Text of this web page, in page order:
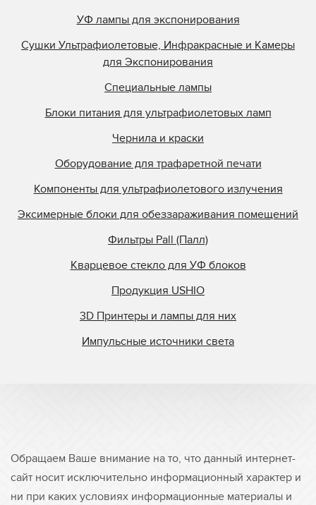
УФ лампы для экспонирования
Сушки Ультрафиолетовые, Инфракрасные и Камеры
для Экспонирования
Специальные лампы
Блоки питания для ультрафиолетовых ламп
Чернила и краски
Оборудование для трафаретной печати
Компоненты для ультрафиолетового излучения
Эксимерные блоки для обеззараживания помещений
Фильтры Pall (Палл)
Кварцевое стекло для УФ блоков
Продукция USHIO
3D Принтеры и лампы для них
Импульсные источники света
Обращаем Ваше внимание на то, что данный интернет-
сайт носит исключительно информационный характер и
ни при каких условиях информационные материалы и